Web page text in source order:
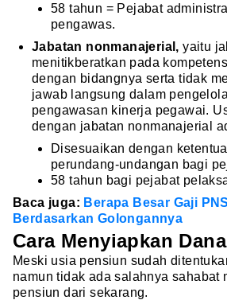
58 tahun = Pejabat
pengawas.
Jabatan nonmanajerial,yaitu
menitikberatkan pada
dengan bidangnya serta tidak
jawab langsung dalam
pengawasan kinerja pegawai.
dengan jabatan nonmanajerial
Disesuaikan dengan
perundang-undangan bagi
58 tahun bagi pejabat
Baca juga: Berapa Besar Gaji
Berdasarkan Golongannya
Cara Menyiapkan
Meski usia pensiun sudah
namun tidak ada salahnya sahabat
pensiun dari sekarang.